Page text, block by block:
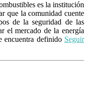
es la institución
que la comunidad cuente
de la seguridad de las
el mercado de la energía
encuentra definido Seguir